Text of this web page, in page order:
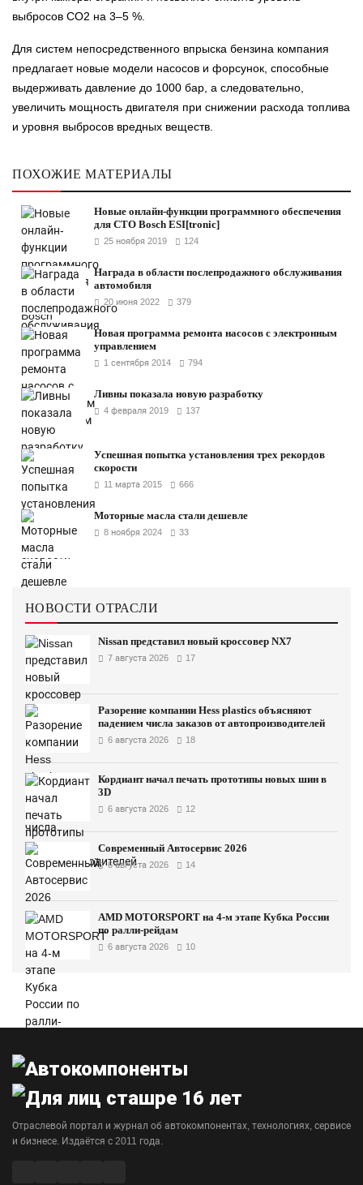
выбросов CO2 на 3–5 %.
Для систем непосредственного впрыска бензина компания
предлагает новые модели насосов и форсунок, способные
выдерживать давление до 1000 бар, а следовательно,
увеличить мощность двигателя при снижении расхода топлива
и уровня выбросов вредных веществ.
ПОХОЖИЕ МАТЕРИАЛЫ
Новые онлайн-функции программного обеспечения
для СТО Bosch ESI[tronic]
25 ноября 2019 124
Награда в области послепродажного обслуживания
автомобиля
20 июня 2022 379
Новая программа ремонта насосов с электронным
управлением
1 сентября 2014 794
Ливны показала новую разработку
4 февраля 2019 137
Успешная попытка установления трех рекордов
скорости
11 марта 2015 666
Моторные масла стали дешевле
8 ноября 2024 33
НОВОСТИ ОТРАСЛИ
Nissan представил новый кроссовер NX7
7 августа 2026 17
Разорение компании Hess plastics объясняют
падением числа заказов от автопроизводителей
6 августа 2026 18
Кордиант начал печать прототипы новых шин в
3D
6 августа 2026 12
Современный Автосервис 2026
6 августа 2026 14
AMD MOTORSPORT на 4-м этапе Кубка России
по ралли-рейдам
6 августа 2026 10
Отраслевой портал и журнал об автокомпонентах, технологиях, сервисе
и бизнесе. Издаётся с 2011 года.